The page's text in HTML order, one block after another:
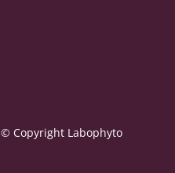
© Copyright Labophyto